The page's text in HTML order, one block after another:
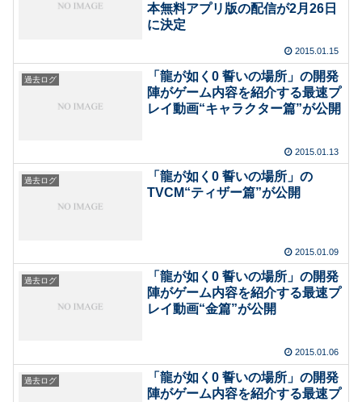
本無料アプリ版の配信が2月26日
に決定
2015.01.15
過去ログ
「龍が如く0 誓いの場所」の開発
陣がゲーム内容を紹介する最速プ
レイ動画“キャラクター篇”が公開
2015.01.13
過去ログ
「龍が如く0 誓いの場所」の
TVCM“ティザー篇”が公開
2015.01.09
過去ログ
「龍が如く0 誓いの場所」の開発
陣がゲーム内容を紹介する最速プ
レイ動画“金篇”が公開
2015.01.06
過去ログ
「龍が如く0 誓いの場所」の開発
陣がゲーム内容を紹介する最速プ